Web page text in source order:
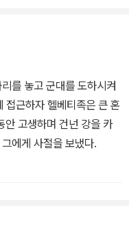
엇보다 흥미롭다.
수 있게 된 카이사르가
휘하여 전쟁을 승리로 이
는지를 보여주는 부분도
중함, 너그러움과 냉정함
다.
를 놓고 군대를 도하시켜
접근하자 헬베티족은 큰 혼
안 고생하며 건넌 강을 카
에게 사절을 보냈다.
혔다.
는 과거에 로마인들이 겪